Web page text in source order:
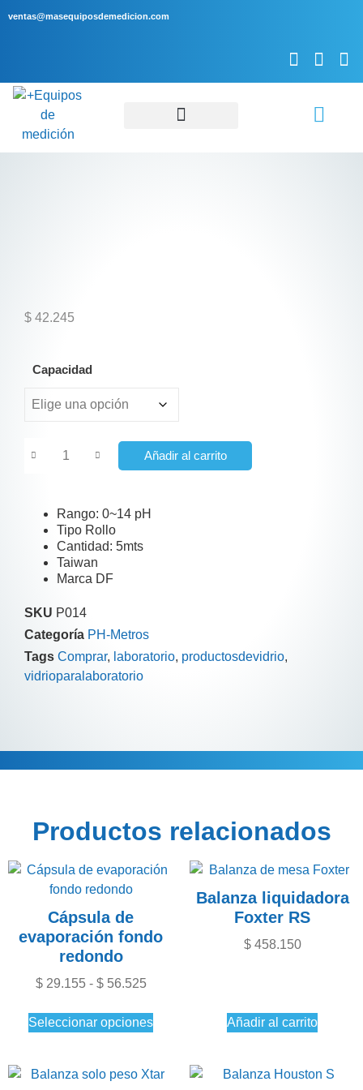
ventas@masequiposdemedicion.com
$ 42.245
Capacidad
Añadir al carrito
Rango: 0~14 pH
Tipo Rollo
Cantidad: 5mts
Taiwan
Marca DF
SKU P014
Categoría PH-Metros
Tags Comprar, laboratorio, productosdevidrio,
vidrioparalaboratorio
Descripción Información adicional
Productos relacionados
Cápsula de
evaporación fondo
redondo
$29.155 - $56.525
Seleccionar opciones
Balanza liquidadora
Foxter RS
$458.150
Añadir al carrito